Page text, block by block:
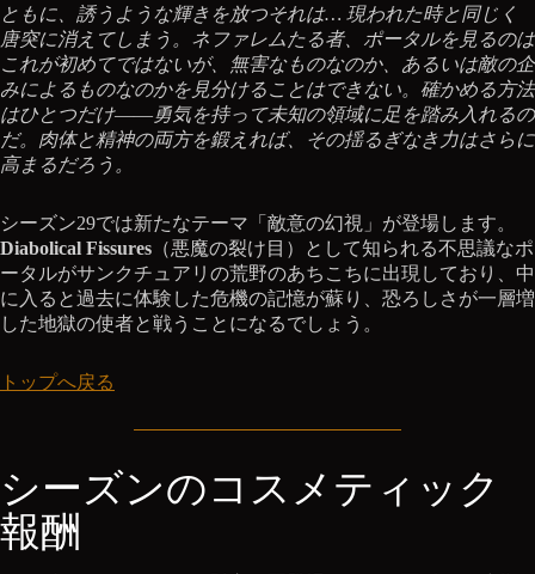
ともに、誘うような輝きを放つそれは… 現われた時と同じく
唐突に消えてしまう。ネファレムたる者、ポータルを見るのは
これが初めてではないが、無害なものなのか、あるいは敵の企
みによるものなのかを見分けることはできない。確かめる方法
はひとつだけ――勇気を持って未知の領域に足を踏み入れるの
だ。肉体と精神の両方を鍛えれば、その揺るぎなき力はさらに
高まるだろう。
シーズン29では新たなテーマ「敵意の幻視」が登場します。
Diabolical Fissures （悪魔の裂け目）として知られる不思議なポ
ータルがサンクチュアリの荒野のあちこちに出現しており、中
に入ると過去に体験した危機の記憶が蘇り、恐ろしさが一層増
した地獄の使者と戦うことになるでしょう。
トップへ戻る
シーズンのコスメティック
報酬